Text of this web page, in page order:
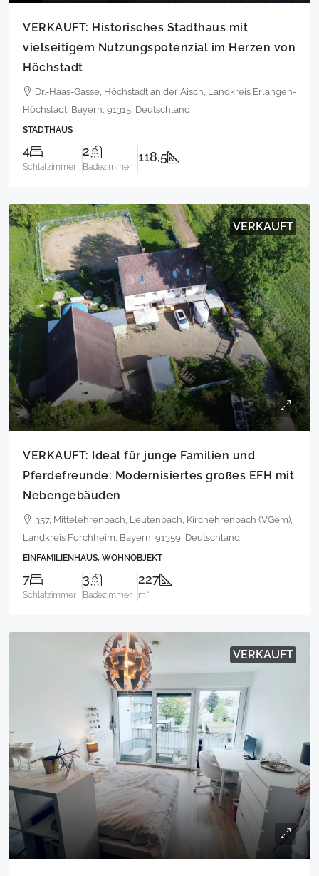
VERKAUFT: Historisches Stadthaus mit
vielseitigem Nutzungspotenzial im Herzen von
Höchstadt
Dr.-Haas-Gasse, Höchstadt an der Aisch, Landkreis Erlangen-
Höchstadt, Bayern, 91315, Deutschland
STADTHAUS
4
Schlafzimmer
2
Badezimmer
118,5
VERKAUFT
VERKAUFT: Ideal für junge Familien und
Pferdefreunde: Modernisiertes großes EFH mit
Nebengebäuden
357, Mittelehrenbach, Leutenbach, Kirchehrenbach (VGem),
Landkreis Forchheim, Bayern, 91359, Deutschland
EINFAMILIENHAUS, WOHNOBJEKT
7
Schlafzimmer
3
Badezimmer
227
m²
VERKAUFT